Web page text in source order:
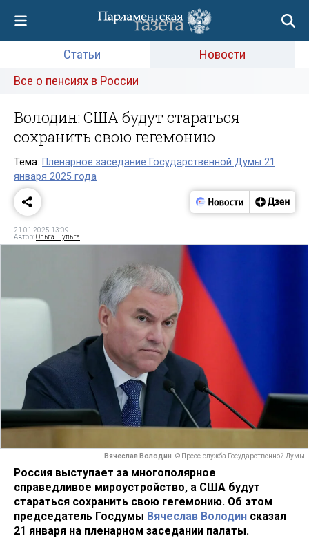
Статьи
Новости
Все о пенсиях в России
Володин: США будут стараться
сохранить свою гегемонию
Тема: Пленарное заседание Государственной Думы 21
января 2025 года
21.01.2025 13:09
Автор:Ольга Шульга
Вячеслав Володин © Пресс-служба Государственной Думы
Россия выступает за многополярное
справедливое мироустройство, а США будут
стараться сохранить свою гегемонию. Об этом
председатель Госдумы Вячеслав Володин сказал
21 января на пленарном заседании палаты.